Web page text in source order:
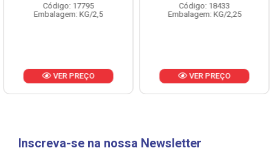
Código: 17795
Embalagem: KG/2,5
VER PREÇO
Código: 18433
Embalagem: KG/2,25
VER PREÇO
Inscreva-se na nossa Newsletter